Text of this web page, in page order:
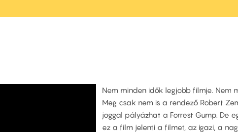
Nem minden idők legjobb filmje. Nem
Meg csak nem is a rendező Robert
joggal pályázhat a Forrest Gump. De
ez a film jelenti a filmet, az igazi, a